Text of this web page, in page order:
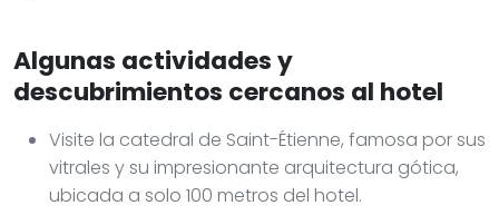
Algunas actividades y
descubrimientos cercanos al hotel
Visite la catedral de Saint-Étienne, famosa por sus
vitrales y su impresionante arquitectura gótica,
ubicada a solo 100 metros del hotel.